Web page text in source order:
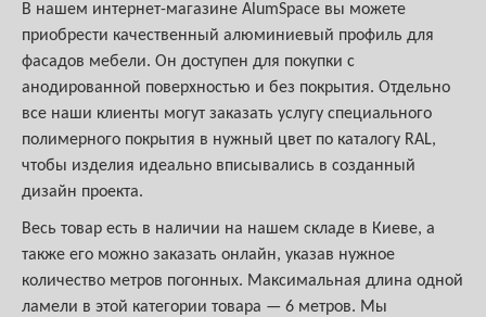
В нашем интернет-магазине AlumSpace вы можете
приобрести качественный алюминиевый профиль для
фасадов мебели. Он доступен для покупки с
анодированной поверхностью и без покрытия. Отдельно
все наши клиенты могут заказать услугу специального
полимерного покрытия в нужный цвет по каталогу RAL,
чтобы изделия идеально вписывались в созданный
дизайн проекта.
Весь товар есть в наличии на нашем складе в Киеве, а
также его можно заказать онлайн, указав нужное
количество метров погонных. Максимальная длина одной
ламели в этой категории товара — 6 метров. Мы